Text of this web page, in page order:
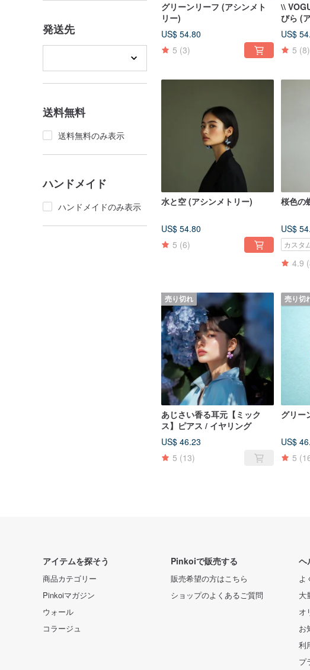
発送先
送料無料
送料無料のみ表示
ハンドメイド
ハンドメイドのみ表示
グリーンリーフ (アシンメト
リー)
US$ 54.80
5 (3)
\\
び
US$
5 (8)
水と空 (アシンメトリー)
US$ 54.80
5 (6)
桜色の
US$
カスタ
4.9
売り切れ
あじさい香る耳元【ミック
ス】ピアス / イヤリング
US$ 46.23
5 (13)
売り切
グリー
US$
5
アイテムを探そう
商品カテゴリー
Pinkoiマガジン
ウォール
コラージュ
Pinkoiで販売する
販売希望の方はこちら
ショップのよくあるご質問
ヘ
よ
大
オ
お
利
プ